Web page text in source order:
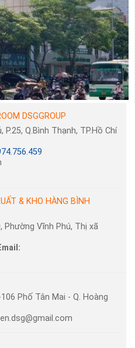
DSGGROUP
Q.Bình Thạnh, TP.Hồ Chí
& KHO HÀNG BÌNH
Phường Vĩnh Phú, Thị xã
Phố Tân Mai - Q. Hoàng